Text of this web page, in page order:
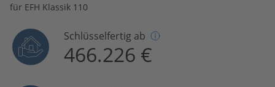
für EFH Klassik 110
Schlüsselfertig ab
466.226 €